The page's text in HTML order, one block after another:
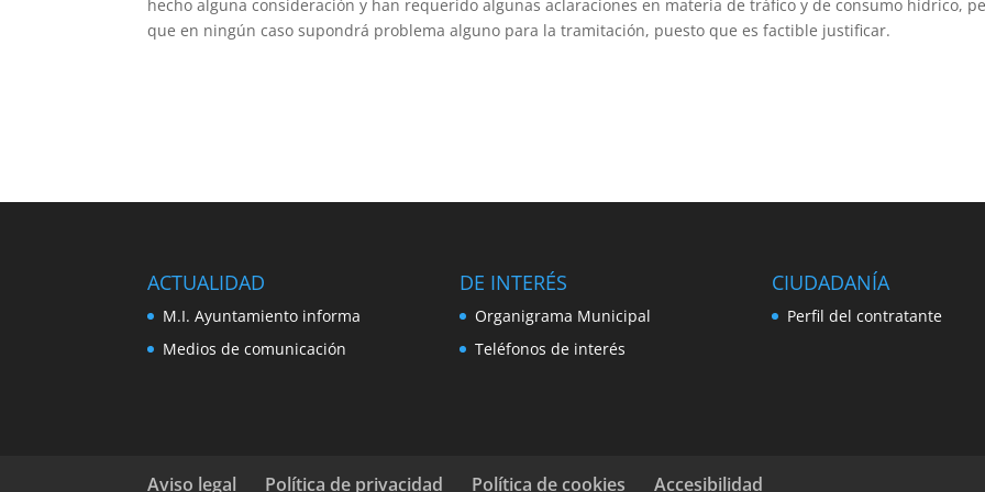
hecho alguna consideración y han requerido algunas aclaraciones en materia de tráfico y de consumo hídrico,
que en ningún caso supondrá problema alguno para la tramitación, puesto que es factible justificar.
ACTUALIDAD
M.I. Ayuntamiento informa
Medios de comunicación
DE INTERÉS
Organigrama Municipal
Teléfonos de interés
CIUDADANÍA
Perfil del contratante
Aviso legal Política de privacidad Política de cookies Accesibilidad